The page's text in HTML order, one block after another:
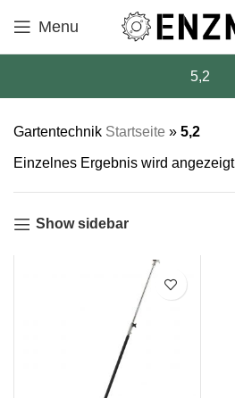
Menu
5,2
Gartentechnik Startseite » 5,2
Einzelnes Ergebnis wird angezeigt
Show sidebar